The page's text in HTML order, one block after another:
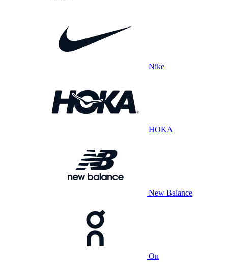
Nike
HOKA
New Balance
On